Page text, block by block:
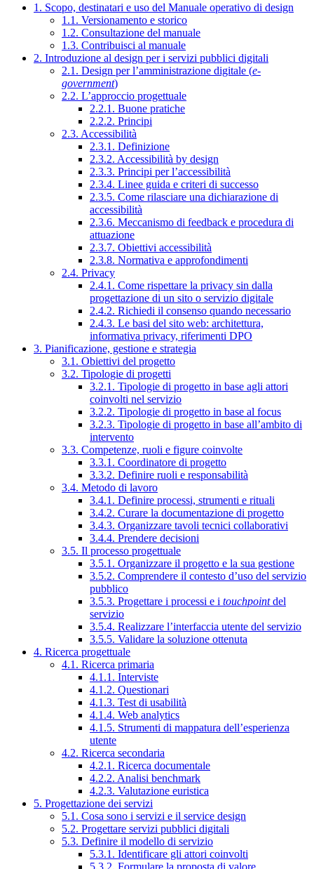
1. Scopo, destinatari e uso del Manuale operativo di design
1.1. Versionamento e storico
1.2. Consultazione del manuale
1.3. Contribuisci al manuale
2. Introduzione al design per i servizi pubblici digitali
2.1. Design per l’amministrazione digitale (e-
government)
2.2. L’approccio progettuale
2.2.1. Buone pratiche
2.2.2. Principi
2.3. Accessibilità
2.3.1. Definizione
2.3.2. Accessibilità by design
2.3.3. Principi per l’accessibilità
2.3.4. Linee guida e criteri di successo
2.3.5. Come rilasciare una dichiarazione di
accessibilità
2.3.6. Meccanismo di feedback e procedura di
attuazione
2.3.7. Obiettivi accessibilità
2.3.8. Normativa e approfondimenti
2.4. Privacy
2.4.1. Come rispettare la privacy sin dalla
progettazione di un sito o servizio digitale
2.4.2. Richiedi il consenso quando necessario
2.4.3. Le basi del sito web: architettura,
informativa privacy, riferimenti DPO
3. Pianificazione, gestione e strategia
3.1. Obiettivi del progetto
3.2. Tipologie di progetti
3.2.1. Tipologie di progetto in base agli attori
coinvolti nel servizio
3.2.2. Tipologie di progetto in base al focus
3.2.3. Tipologie di progetto in base all’ambito di
intervento
3.3. Competenze, ruoli e figure coinvolte
3.3.1. Coordinatore di progetto
3.3.2. Definire ruoli e responsabilità
3.4. Metodo di lavoro
3.4.1. Definire processi, strumenti e rituali
3.4.2. Curare la documentazione di progetto
3.4.3. Organizzare tavoli tecnici collaborativi
3.4.4. Prendere decisioni
3.5. Il processo progettuale
3.5.1. Organizzare il progetto e la sua gestione
3.5.2. Comprendere il contesto d’uso del servizio
pubblico
3.5.3. Progettare i processi e i touchpointdel
servizio
3.5.4. Realizzare l’interfaccia utente del servizio
3.5.5. Validare la soluzione ottenuta
4. Ricerca progettuale
4.1. Ricerca primaria
4.1.1. Interviste
4.1.2. Questionari
4.1.3. Test di usabilità
4.1.4. Web analytics
4.1.5. Strumenti di mappatura dell’esperienza
utente
4.2. Ricerca secondaria
4.2.1. Ricerca documentale
4.2.2. Analisi benchmark
4.2.3. Valutazione euristica
5. Progettazione dei servizi
5.1. Cosa sono i servizi e il service design
5.2. Progettare servizi pubblici digitali
5.3. Definire il modello di servizio
5.3.1. Identificare gli attori coinvolti
5.3.2. Formulare la proposta di valore